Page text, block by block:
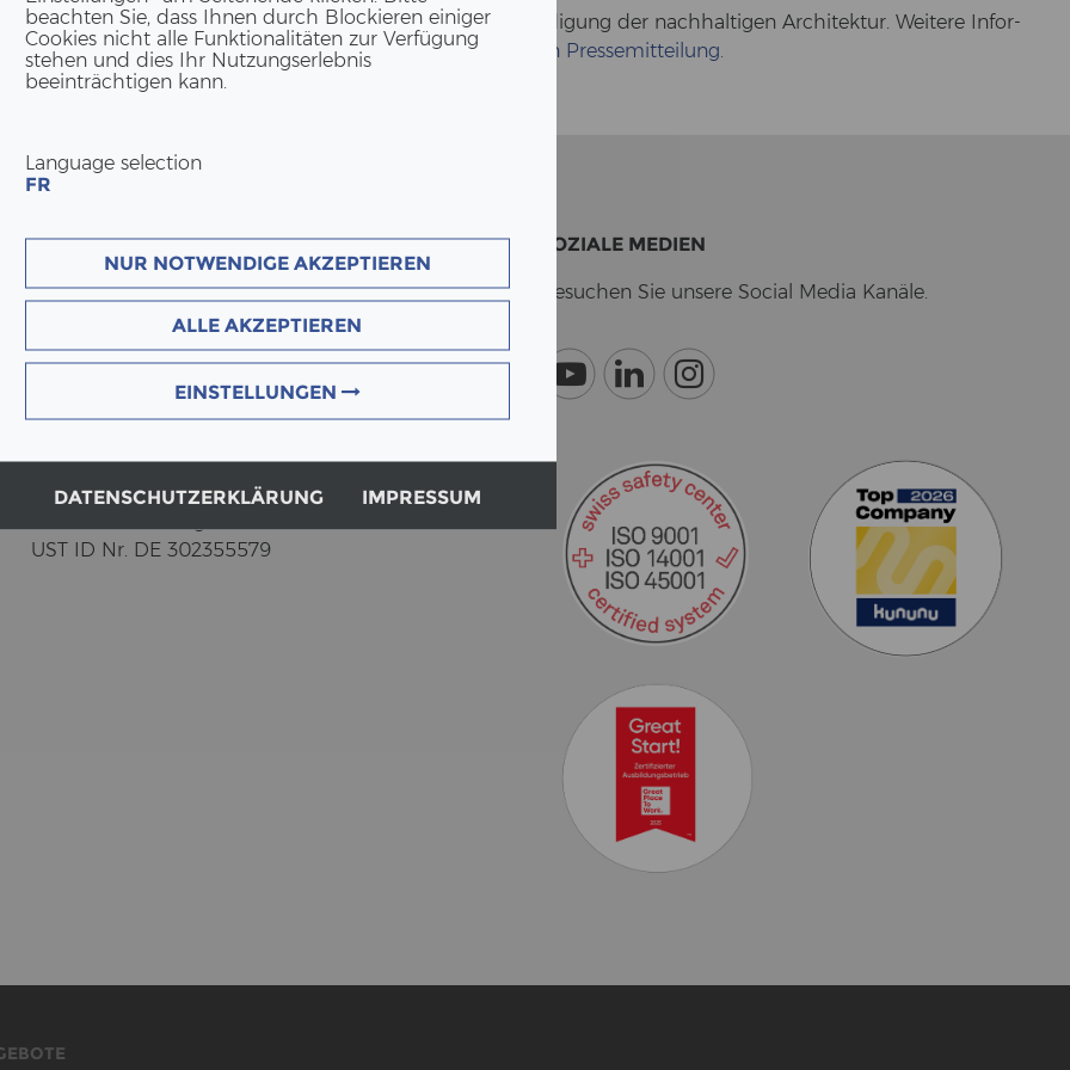
beachten Sie, dass Ihnen durch Blockieren einiger
Cookies nicht alle Funktionalitäten zur Verfügung
stehen und dies Ihr Nutzungserlebnis
beeinträchtigen kann.
Language selection
FR
NUR NOTWENDIGE AKZEPTIEREN
ALLE AKZEPTIEREN
EINSTELLUNGEN
DATENSCHUTZERKLÄRUNG IMPRESSUM
Wir freu­en uns sehr über die Aus­zeich­nung und die Wür­di­gung der nach­hal­ti­gen Ar­chi­tek­tur. Wei­te­re In­for­
ma­tio­nen zum Preis und Ver­ga­be­pro­zess in derof­fi­zi­el­len Pres­se­mit­tei­lung.
KON­TAKT DEUTSCH­LAND
ERNE GmbH
Am Hans-​Teich 14
DE-51674 Wiehl
Ge­schäfts­lei­tung
Bernd Bonsch | Pa­trick Suter
UST ID Nr. DE 302355579
SO­ZIA­LE ME­DI­EN
Be­su­chen Sie un­se­re So­cial Media Ka­nä­le.